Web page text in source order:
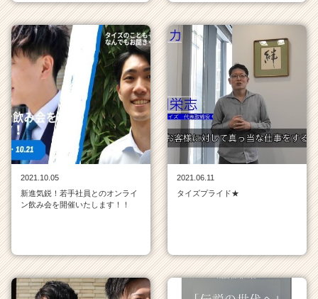
ウ
ト
が
届
く
就
活
サ
イ
ト
チ
ャ
h
e
e
2021.10.05
新進気鋭！若手社員とのオンライ
ン飲み会を開催いたします！！
2021.06.11
タイズプライド★